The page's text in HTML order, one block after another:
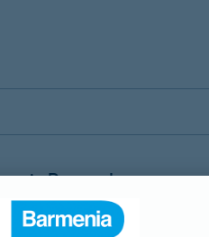
Invest